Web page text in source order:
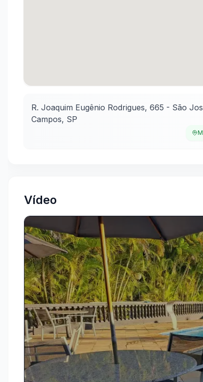
R. Joaquim Eugênio Rodrigues, 665 - São
Campos, SP
Vídeo